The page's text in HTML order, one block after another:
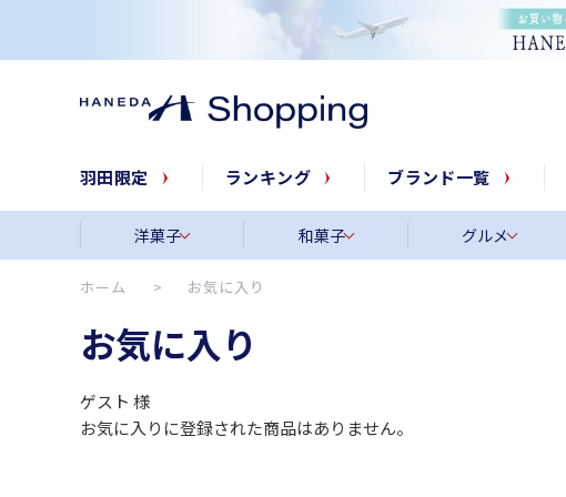
羽田限定 ランキング ブランド一覧
洋菓子 和菓子 グルメ
ホーム > お気に入り
お気に入り
ゲスト 様
お気に入りに登録された商品はありません。